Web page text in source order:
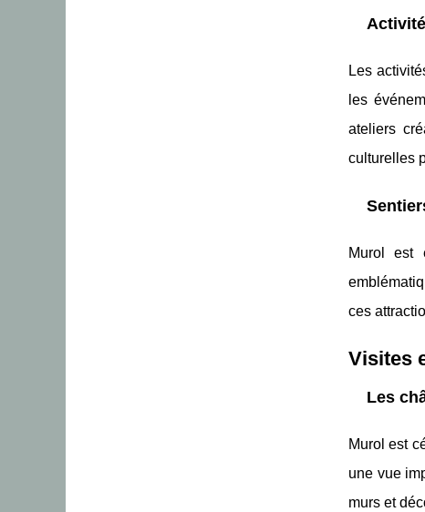
Les
les
ateliers
culturelles
Murol est
ces
Visites
Les
Murol est
une vue
murs et